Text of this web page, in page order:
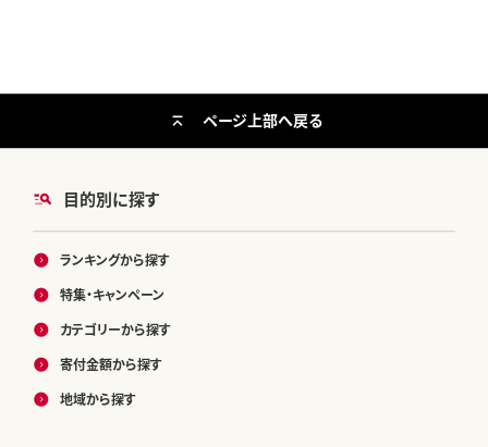
目的別に探す
ランキングから探す
特集・キャンペーン
カテゴリーから探す
寄付金額から探す
地域から探す
ページ上部へ戻る